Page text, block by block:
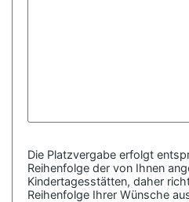
Die Platzvergabe erfolgt
Reihenfolge der von Ihnen
Kindertagesstätten, daher
Reihenfolge Ihrer Wünsche